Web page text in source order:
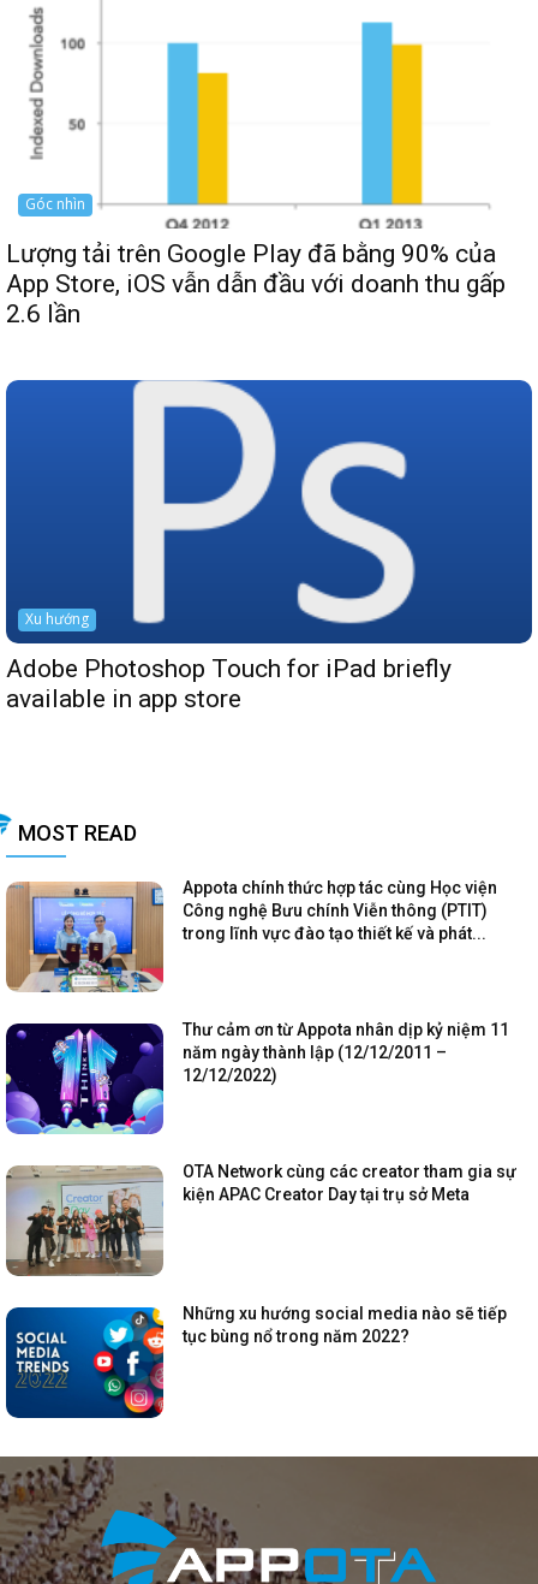
Góc nhìn
Lượng tải trên Google Play đã bằng 90% của
App Store, iOS vẫn dẫn đầu với doanh thu gấp
2.6 lần
Xu hướng
Adobe Photoshop Touch for iPad briefly
available in app store
MOST READ
Appota chính thức hợp tác cùng Học viện
Công nghệ Bưu chính Viễn thông (PTIT)
trong lĩnh vực đào tạo thiết kế và phát...
Thư cảm ơn từ Appota nhân dịp kỷ niệm 11
năm ngày thành lập (12/12/2011 –
12/12/2022)
OTA Network cùng các creator tham gia sự
kiện APAC Creator Day tại trụ sở Meta
Những xu hướng social media nào sẽ tiếp
tục bùng nổ trong năm 2022?